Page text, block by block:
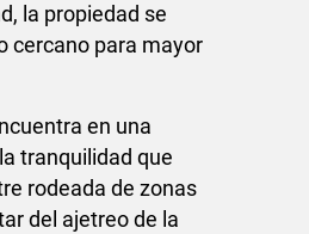
la propiedad se
cercano para mayor
en una
tranquilidad que
rodeada de zonas
del ajetreo de la